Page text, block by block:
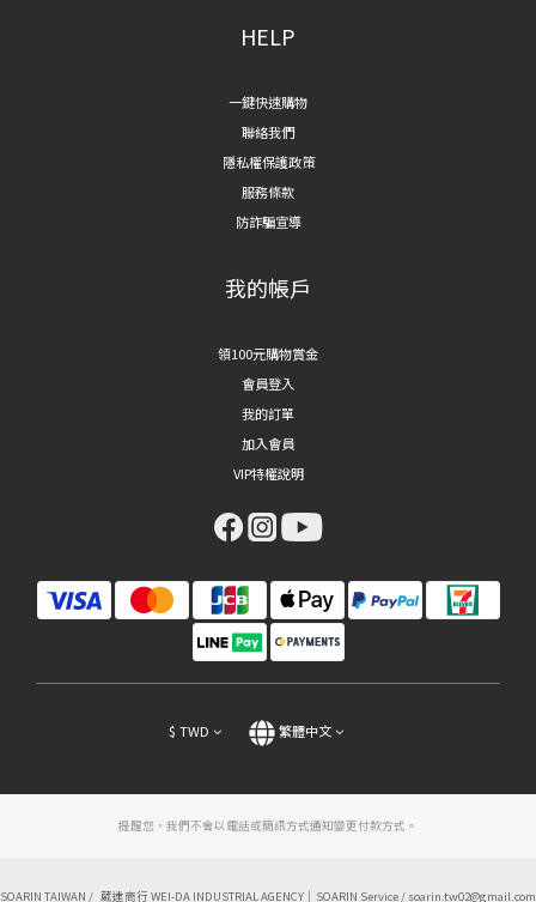
HELP
一鍵快速購物
聯絡我們
隱私權保護政策
服務條款
防詐騙宣導
我的帳戶
領100元購物賞金
會員登入
我的訂單
加入會員
VIP特權說明
$ TWD 繁體中文
提醒您，我們不會以電話或簡訊方式通知變更付款方式。
SOARIN TAIWAN / 葳達商行 WEI-DA INDUSTRIAL AGENCY｜SOARIN Service / soarin.tw02@gmail.com